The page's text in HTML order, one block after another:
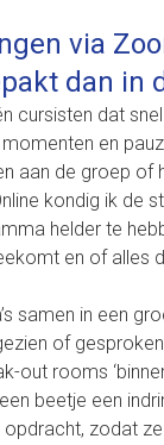
via
dan in
cursisten dat
en
aan de groep of
kondig ik de
helder te
en of alles
samen in een
of
out rooms
beetje een
zodat